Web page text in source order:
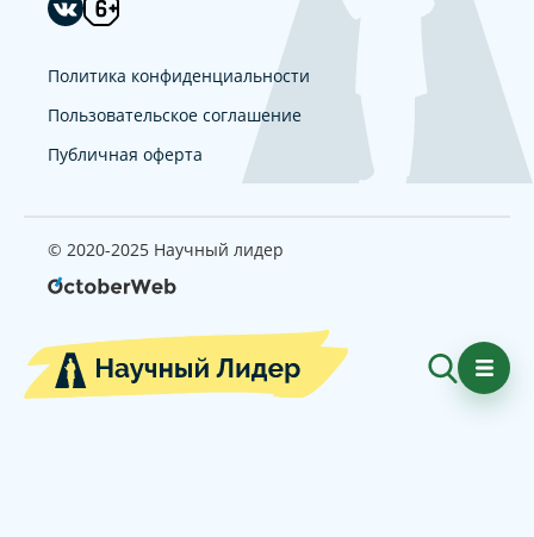
Политика конфиденциальности
Пользовательское соглашение
Публичная оферта
© 2020-2025 Научный лидер